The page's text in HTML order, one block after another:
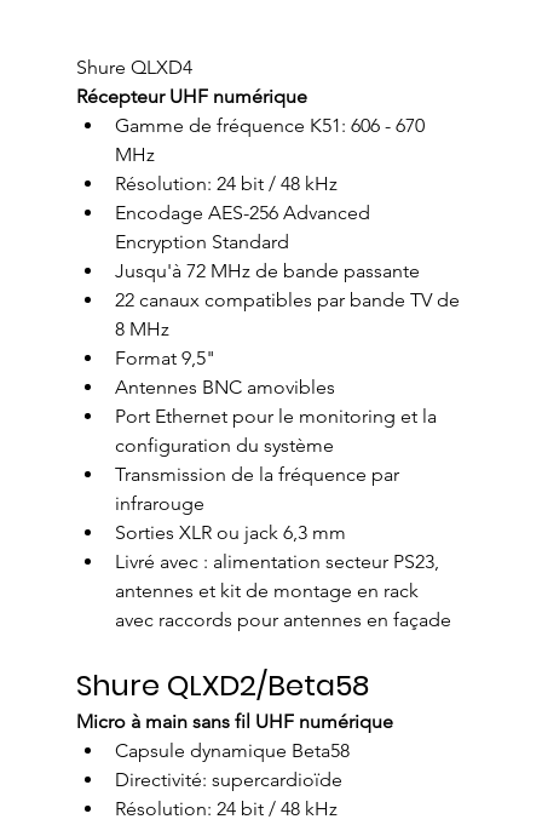
Shure QLXD4
Récepteur UHF numérique
Gamme de fréquence K51: 606 - 670
MHz
Résolution: 24 bit / 48 kHz
Encodage AES-256 Advanced
Encryption Standard
Jusqu'à 72 MHz de bande passante
22 canaux compatibles par bande TV de
8 MHz
Format 9,5"
Antennes BNC amovibles
Port Ethernet pour le monitoring et la
configuration du système
Transmission de la fréquence par
infrarouge
Sorties XLR ou jack 6,3 mm
Livré avec : alimentation secteur PS23,
antennes et kit de montage en rack
avec raccords pour antennes en façade
Shure QLXD2/Beta58
Micro à main sans fil UHF numérique
Capsule dynamique Beta58
Directivité: supercardioïde
Résolution: 24 bit / 48 kHz